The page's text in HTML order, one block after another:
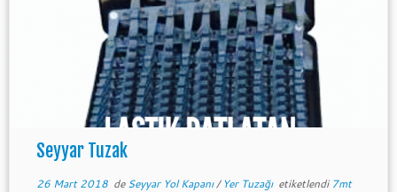
Seyyar Tuzak
26 Mart 2018deSeyyar Yol Kapanı/ Yer Tuzağı etiketlendi 7mt